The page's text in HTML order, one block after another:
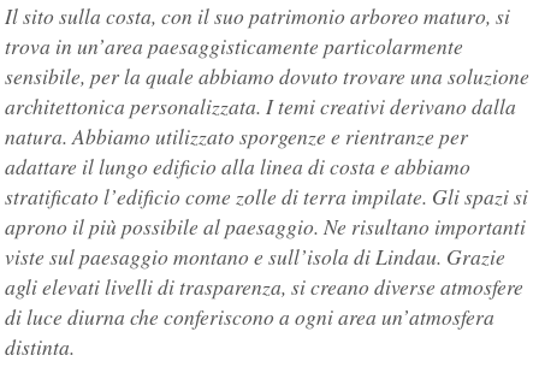
Il sito sulla costa, con il suo patrimonio arboreo maturo, si
trova in un’area paesaggisticamente particolarmente
sensibile, per la quale abbiamo dovuto trovare una soluzione
architettonica personalizzata. I temi creativi derivano dalla
natura. Abbiamo utilizzato sporgenze e rientranze per
adattare il lungo edificio alla linea di costa e abbiamo
stratificato l’edificio come zolle di terra impilate. Gli spazi si
aprono il più possibile al paesaggio. Ne risultano importanti
viste sul paesaggio montano e sull’isola di Lindau. Grazie
agli elevati livelli di trasparenza, si creano diverse atmosfere
di luce diurna che conferiscono a ogni area un’atmosfera
distinta.